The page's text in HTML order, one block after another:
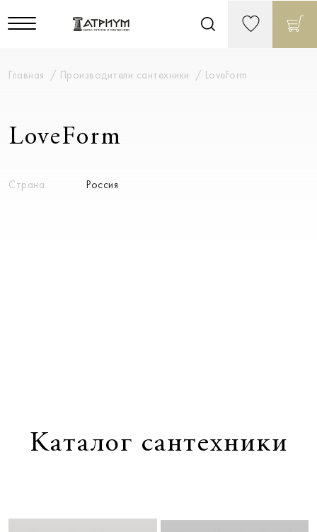
Главная Производители сантехники LoveForm
LoveForm
Страна Россия
Каталог сантехники